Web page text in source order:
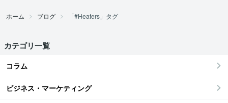
ホーム ブログ 「#Heaters」タグ
カテゴリ一覧
コラム
ビジネス・マーケティング